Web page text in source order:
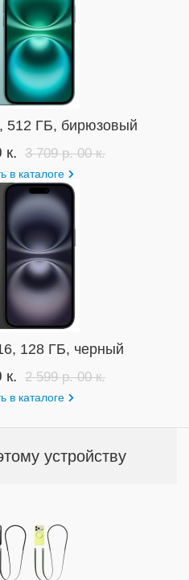
512 ГБ, бирюзовый
к. 3 709 р. 00 к.
в каталоге
128 ГБ, черный
к. 2 599 р. 00 к.
в каталоге
устройству